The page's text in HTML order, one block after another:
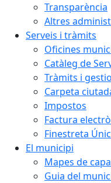
Transparència
Altres
Serveis i tràmits
Oficines
Catàleg de
Tràmits i
Carpeta
Impostos
Factura
Finestreta
El municipi
Mapes de
Guia del